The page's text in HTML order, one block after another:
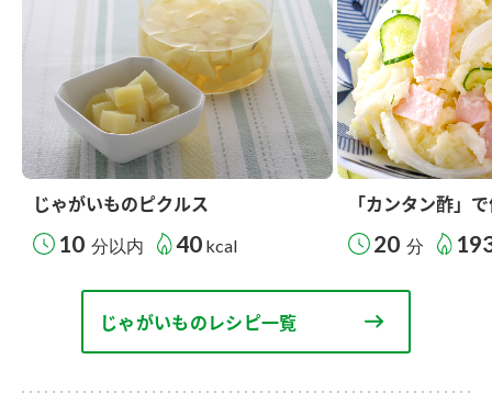
じゃがいものピクルス
10 分以内 40 kcal
「カンタン酢」
20 分
じゃがいものレシピ一覧